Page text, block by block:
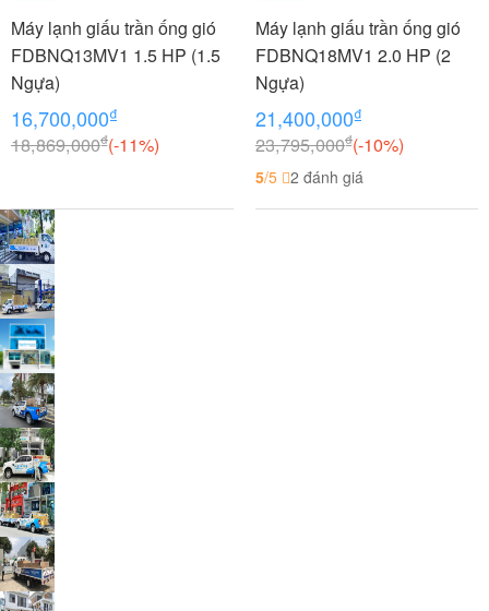
Máy lạnh giấu trần ống gió
FDBNQ13MV1 1.5 HP (1.5
Ngựa)
16,700,000₫
18,869,000₫(-11%)
Máy lạnh giấu trần ống gió
FDBNQ18MV1 2.0 HP (2
Ngựa)
21,400,000₫
23,795,000₫(-10%)
5/5 2 đánh giá